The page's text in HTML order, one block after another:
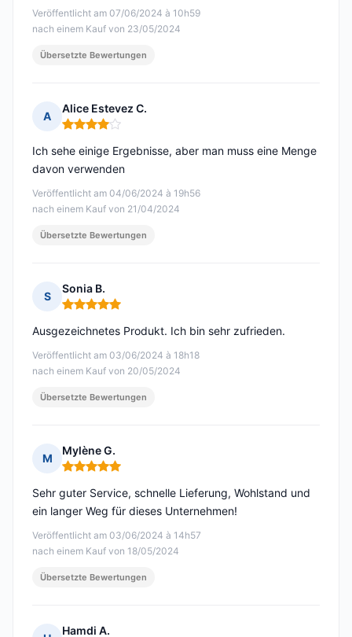
Veröffentlicht am 07/06/2024 à 10h59
nach einem Kauf von 23/05/2024
Übersetzte Bewertungen
A
Alice Estevez C.
Hinweis: 4 von 5
Veröffentlicht am 04/06/2024 à 19h56
nach einem Kauf von 21/04/2024
Ich sehe einige Ergebnisse, aber man muss eine Menge
davon verwenden
Übersetzte Bewertungen
S
Sonia B.
Hinweis: 5 von 5
Veröffentlicht am 03/06/2024 à 18h18
nach einem Kauf von 20/05/2024
Ausgezeichnetes Produkt. Ich bin sehr zufrieden.
Übersetzte Bewertungen
M
Mylène G.
Hinweis: 5 von 5
Veröffentlicht am 03/06/2024 à 14h57
nach einem Kauf von 18/05/2024
Sehr guter Service, schnelle Lieferung, Wohlstand und
ein langer Weg für dieses Unternehmen!
Übersetzte Bewertungen
Hamdi A.